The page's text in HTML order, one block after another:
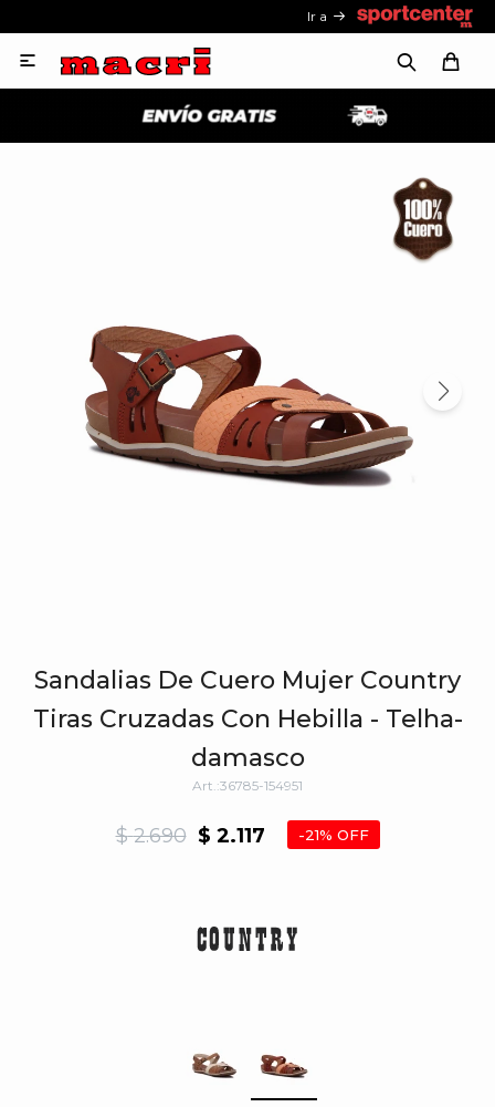
Ir a

Sandalias De Cuero Mujer Country
Tiras Cruzadas Con Hebilla - Telha-
damasco
36785-154951
$ 2.117
$ 2.690 21